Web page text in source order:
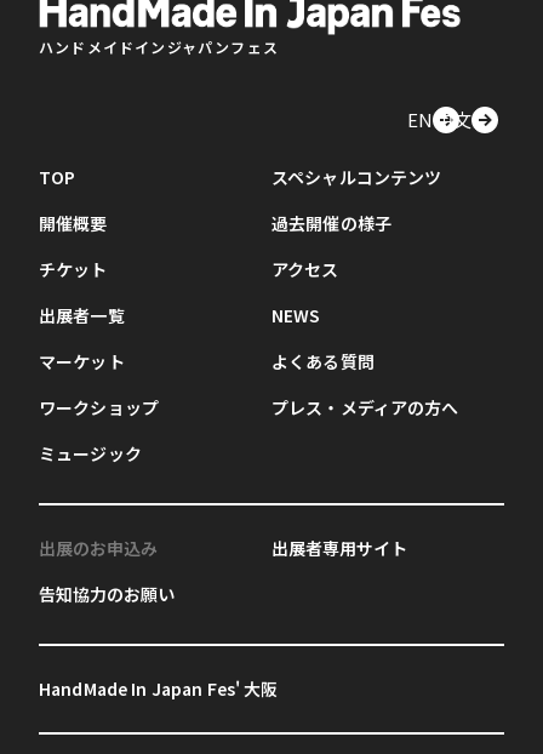
ハンドメイドインジャパンフェス
EN中文
TOP
開催概要
チケット
出展者一覧
マーケット
ワークショップ
ミュージック
スペシャルコンテンツ
過去開催の様子
アクセス
NEWS
よくある質問
プレス・メディアの方へ
出展のお申込み
告知協力のお願い
出展者専用サイト
HandMade In Japan Fes' 大阪